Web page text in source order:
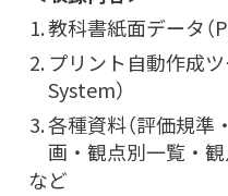
教科書紙面データ（
プリント自動作成
System）
各種資料（評価規
画・観点別一覧・観
など